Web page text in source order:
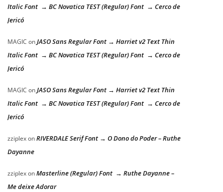
Italic Font → BC Novatica TEST (Regular) Font → Cerco de
Jericó
MAGIC onJASO Sans Regular Font → Harriet v2 Text Thin
Italic Font → BC Novatica TEST (Regular) Font → Cerco de
Jericó
MAGIC onJASO Sans Regular Font → Harriet v2 Text Thin
Italic Font → BC Novatica TEST (Regular) Font → Cerco de
Jericó
zziplexonRIVERDALE Serif Font → O Dono do Poder – Ruthe
Dayanne
zziplexonMasterline (Regular) Font → Ruthe Dayanne –
Me deixe Adorar